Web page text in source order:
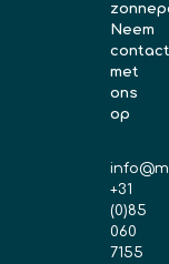
Neem
contact
met
ons
op
+31
(0)85
060
7155